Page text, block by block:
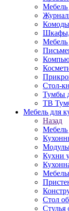
Мебель
Комоды
Мебель
Стол-
Тумбы
ТВ
Мебель для
Назад
Мебель
Кухни
Стол
Стулья